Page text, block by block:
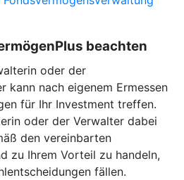
beachten
oder der
kann nach eigenem Ermessen
für Ihr Investment treffen.
oder der Verwalter dabei
den vereinbarten
zu Ihrem Vorteil zu handeln,
fällen.